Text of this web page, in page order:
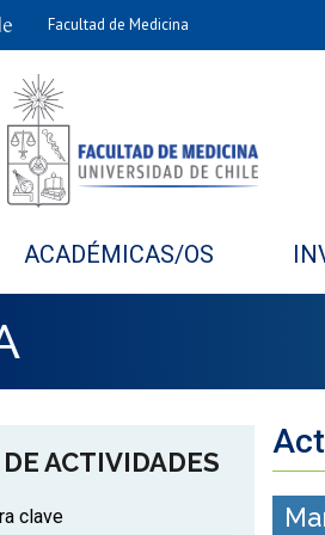
Facultad de Medicina
ACADÉMICAS/OS
ACTIVIDADES
clave